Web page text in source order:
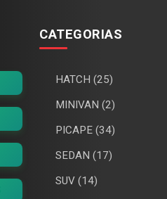
CATEGORIAS
HATCH (25)
MINIVAN (2)
PICAPE (34)
SEDAN (17)
SUV (14)